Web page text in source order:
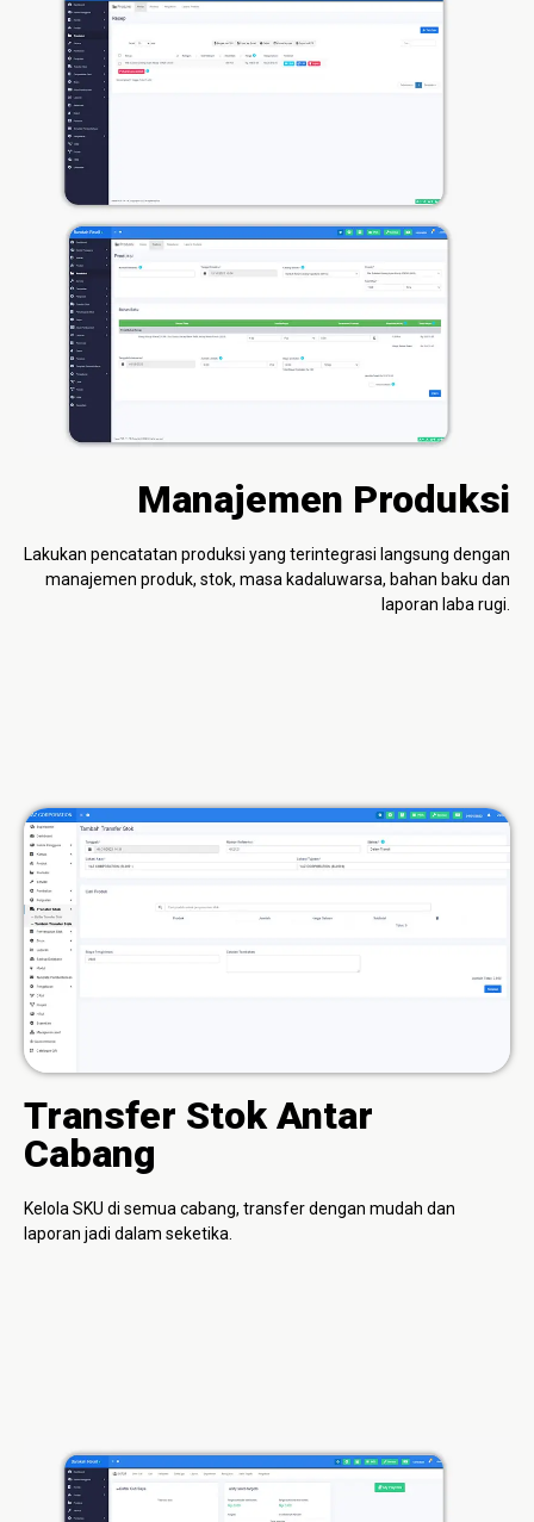
Manajemen Produksi
Lakukan pencatatan produksi yang terintegrasi langsung dengan
manajemen produk, stok, masa kadaluwarsa, bahan baku dan
laporan laba rugi.
Transfer Stok Antar
Cabang
Kelola SKU di semua cabang, transfer dengan mudah dan
laporan jadi dalam seketika.